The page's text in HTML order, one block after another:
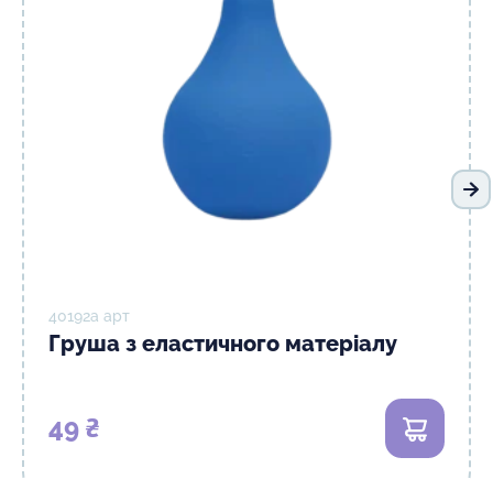
40192а арт
Груша з еластичного матеріалу
49 ₴ В кошик